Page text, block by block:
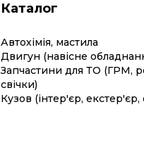
Каталог
Автохімія, мастила
Двигун (навісне
Запчастини для ТО (ГРМ,
свічки)
Кузов (інтер'єр, екстер'єр,